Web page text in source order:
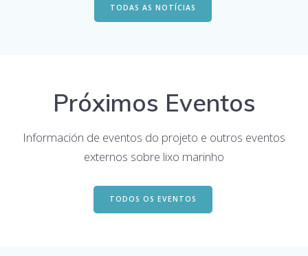
TODAS AS NOTÍCIAS
Próximos Eventos
Información de eventos do projeto e outros eventos
externos sobre lixo marinho
TODOS OS EVENTOS